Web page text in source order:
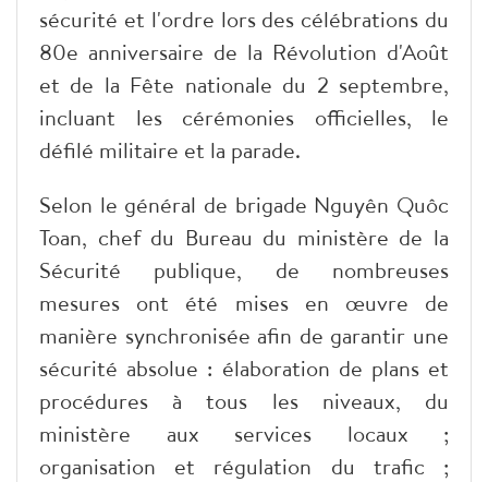
sécurité et l'ordre lors des célébrations du
80e anniversaire de la Révolution d'Août
et de la Fête nationale du 2 septembre,
incluant les cérémonies officielles, le
défilé militaire et la parade.
Selon le général de brigade Nguyên Quôc
Toan, chef du Bureau du ministère de la
Sécurité publique, de nombreuses
mesures ont été mises en œuvre de
manière synchronisée afin de garantir une
sécurité absolue : élaboration de plans et
procédures à tous les niveaux, du
ministère aux services locaux ;
organisation et régulation du trafic ;